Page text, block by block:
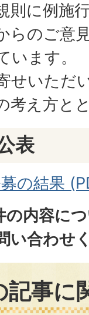
則に例施
らのご意
います。
せいただ
考え方と
表
の結果
の内容に
い合わせ
記事に